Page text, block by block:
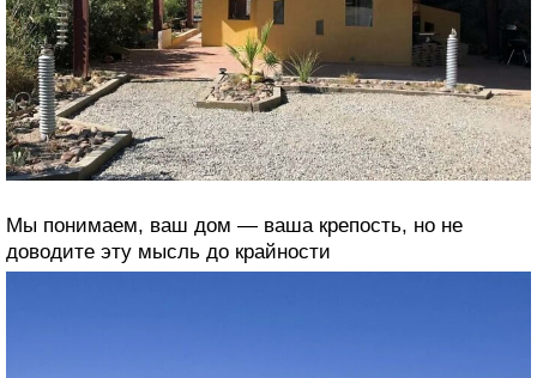
Мы понимаем, ваш дом — ваша крепость, но не
доводите эту мысль до крайности